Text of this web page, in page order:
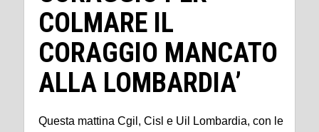
COLMARE IL
CORAGGIO MANCATO
ALLA LOMBARDIA’
Questa mattina Cgil, Cisl e Uil Lombardia, con le